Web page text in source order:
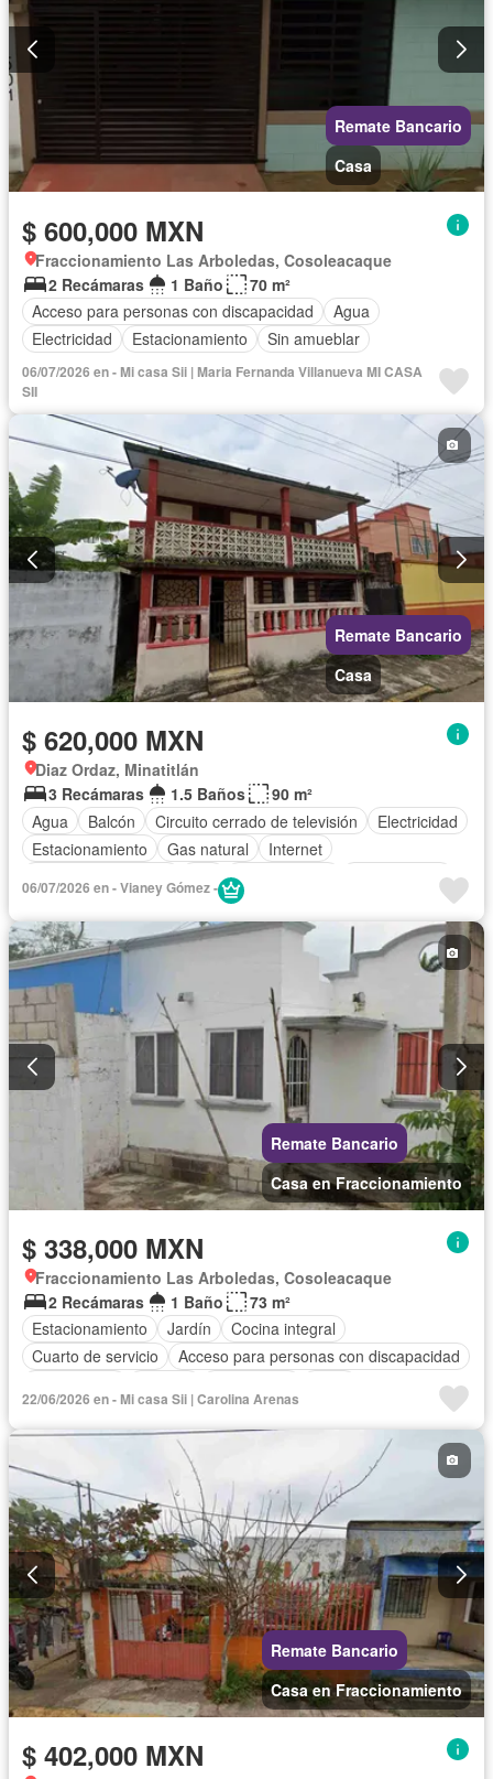
Remate Bancario
Casa
$ 600,000 MXN
Fraccionamiento Las Arboledas, Cosoleacaque
2 Recámaras
1 Baño
70 m²
Acceso para personas con discapacidad
Agua
Electricidad
Estacionamiento Sin amueblar
06/07/2026 en - Mi casa Sii | Maria Fernanda Villanueva MI CASA
SII
Remate Bancario
Casa
$ 620,000 MXN
Diaz Ordaz, Minatitlán
3 Recámaras
1.5 Baños
90 m²
Agua
Balcón Circuito cerrado de televisión
Electricidad
Estacionamiento
Gas natural
Internet
Zonas verdes Sin amueblar
06/07/2026 en - Vianey Gómez -
Remate Bancario
Casa en Fraccionamiento
$ 338,000 MXN
Fraccionamiento Las Arboledas, Cosoleacaque
2 Recámaras
1 Baño
73 m²
Estacionamiento
Jardín
Cocina integral
Cuarto de servicio
Acceso para personas con discapacidad
Cuarto de Limpieza
Televisión por cable
Zonas verdes
Recámara con closet
Caseta de vigilancia
Wifi
Permite mascotas Sin amueblar
22/06/2026 en - Mi casa Sii | Carolina Arenas
Remate Bancario
Casa en Fraccionamiento
$ 402,000 MXN